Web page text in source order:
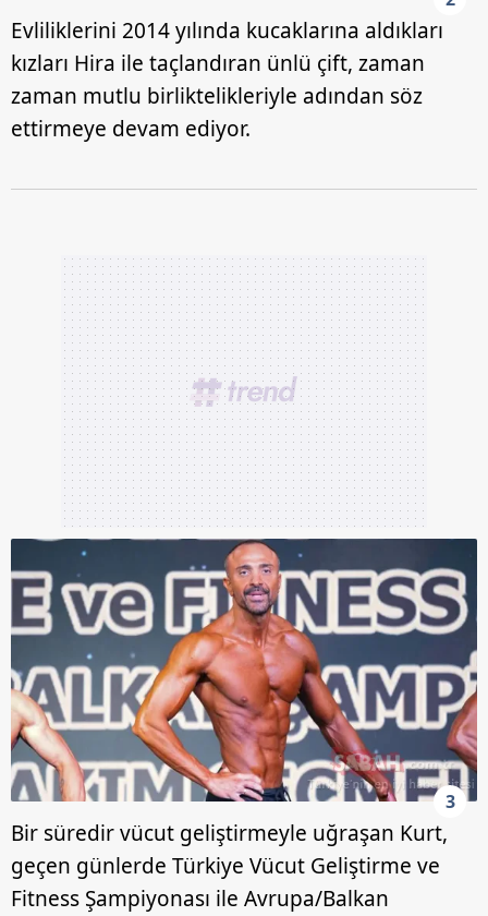
Evliliklerini 2014 yılında kucaklarına aldıkları
kızları Hira ile taçlandıran ünlü çift, zaman
zaman mutlu birliktelikleriyle adından söz
ettirmeye devam ediyor.
3
Bir süredir vücut geliştirmeyle uğraşan Kurt,
geçen günlerde Türkiye Vücut Geliştirme ve
Fitness Şampiyonası ile Avrupa/Balkan